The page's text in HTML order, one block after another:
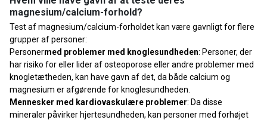
magnesium/calcium-forhold?
Test af magnesium/calcium-forholdet kan være gavnligt for flere
grupper af personer:
Personermed problemer med knoglesundheden: Personer, der
har risiko for eller lider af osteoporose eller andre problemer med
knogletætheden, kan have gavn af det, da både calcium og
magnesium er afgørende for knoglesundheden.
Mennesker med kardiovaskulære problemer: Da disse
mineraler påvirker hjertesundheden, kan personer med forhøjet